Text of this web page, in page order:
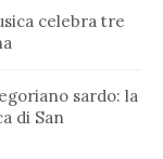
celebra tre
sardo: la
di San